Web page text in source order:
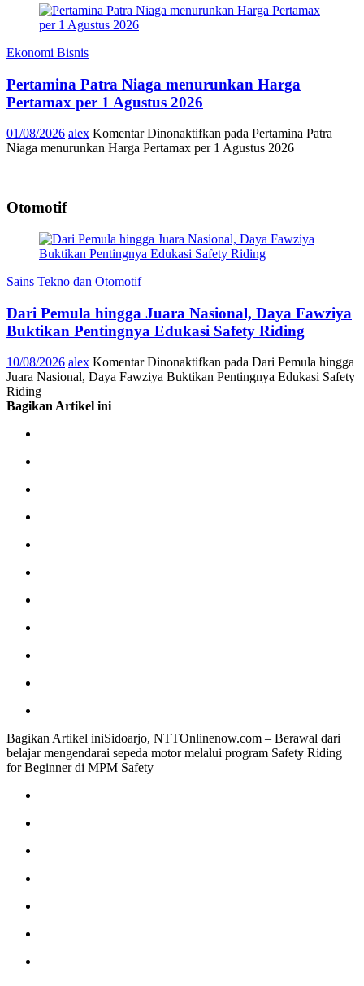
Ekonomi Bisnis
Pertamina Patra Niaga menurunkan Harga
Pertamax per 1 Agustus 2026
01/08/2026 alex Komentar Dinonaktifkan pada Pertamina Patra
Niaga menurunkan Harga Pertamax per 1 Agustus 2026
Otomotif
Sains Tekno dan Otomotif
Dari Pemula hingga Juara Nasional, Daya Fawziya
Buktikan Pentingnya Edukasi Safety Riding
10/08/2026 alex Komentar Dinonaktifkan pada Dari Pemula hingga
Juara Nasional, Daya Fawziya Buktikan Pentingnya Edukasi Safety
Riding
Bagikan Artikel ini
Bagikan Artikel iniSidoarjo, NTTOnlinenow.com – Berawal dari
belajar mengendarai sepeda motor melalui program Safety Riding
for Beginner di MPM Safety